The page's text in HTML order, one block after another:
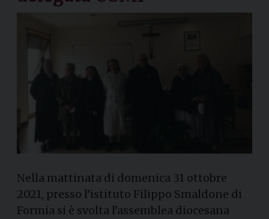
Nella mattinata di domenica 31 ottobre
2021, presso l’istituto Filippo Smaldone di
Formia si è svolta l’assemblea diocesana